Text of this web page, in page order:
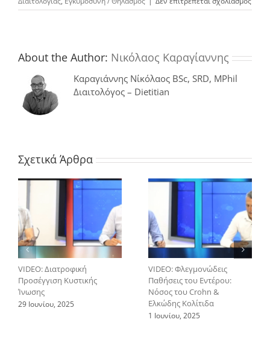
την
About the Author: Νικόλαος Καραγίαννης
Καραγιάννης Νίκόλαος BSc, SRD, MPhil
Διαιτολόγος – Dietitian
Σχετικά Άρθρα
VIDEO: Διατροφική
Προσέγγιση Κυστικής
Ίνωσης
29 Ιουνίου, 2025
VIDEO: Φλεγμονώδεις
Παθήσεις του Εντέρου:
Νόσος του Crohn &
Ελκώδης Κολίτιδα
1 Ιουνίου, 2025